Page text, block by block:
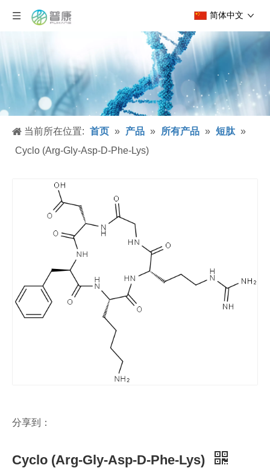
简体中文
当前所在位置: 首页 » 产品 » 所有产品 » 短肽 »
Cyclo (Arg-Gly-Asp-D-Phe-Lys)
分享到：
Cyclo (Arg-Gly-Asp-D-Phe-Lys)